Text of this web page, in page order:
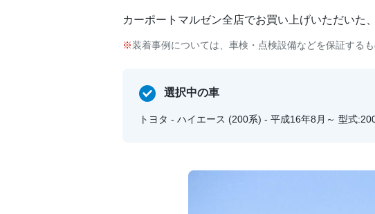
カーポートマルゼン全店でお買い上げいただいた
装着事例については、車検・点検設備などを保証するも
選択中の車
トヨタ - ハイエース (200系) - 平成16年8月～ 型式